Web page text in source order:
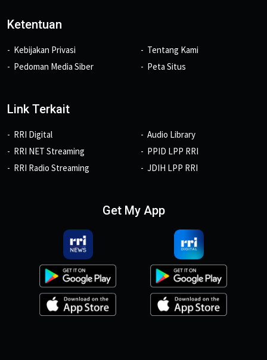
Ketentuan
Kebijakan Privasi
Pedoman Media Siber
Tentang Kami
Peta Situs
Link Terkait
RRI Digital
RRI NET Streaming
RRI Radio Streaming
Audio Library
PPID LPP RRI
JDIH LPP RRI
Get My App